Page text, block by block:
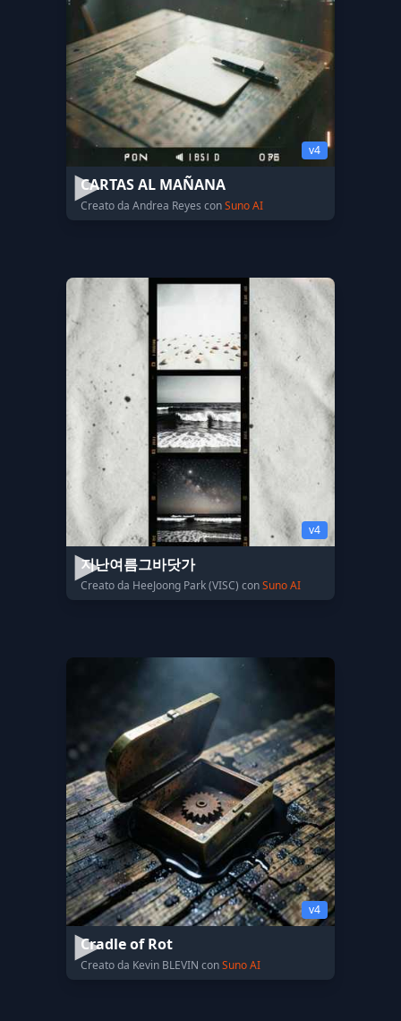
v4
CARTAS AL MAÑANA
Creato da Andrea Reyes conSuno AI
v4
지난여름그바닷가
Creato da HeeJoong Park (VISC) conSuno AI
v4
Cradle of Rot
Creato da Kevin BLEVIN conSuno AI